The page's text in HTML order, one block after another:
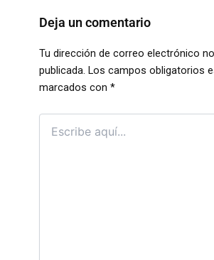
Deja un comentario
Tu dirección de correo electrónico
publicada. Los campos obligatorios
marcados con *
aquí…